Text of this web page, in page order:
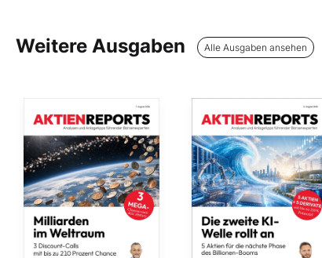
Weitere Ausgaben Alle Ausgaben ansehen